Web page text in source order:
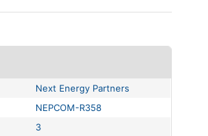
Next Energy Partners
NEPCOM-R358
3